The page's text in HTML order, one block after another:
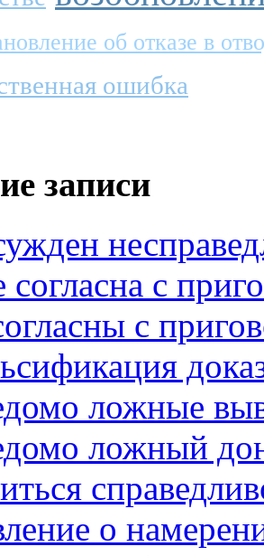
об отказе в
ошибка
записи
согласна с
с
ложные
ложный
о